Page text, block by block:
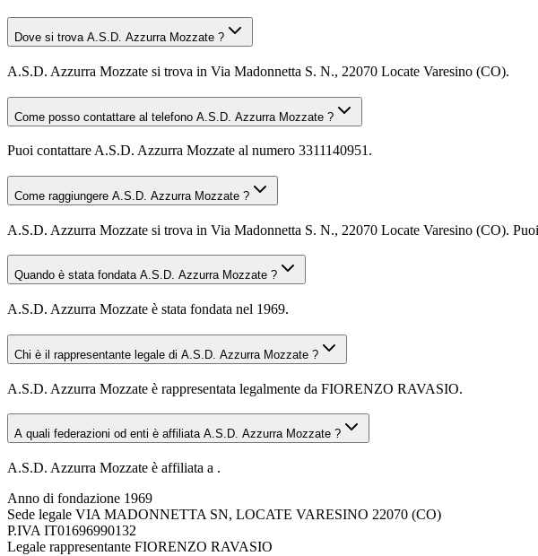
Dove si trova A.S.D. Azzurra Mozzate ?
A.S.D. Azzurra Mozzate si trova in Via Madonnetta S. N., 22070 Locate Varesino (CO).
Come posso contattare al telefono A.S.D. Azzurra Mozzate ?
Puoi contattare A.S.D. Azzurra Mozzate al numero 3311140951.
Come raggiungere A.S.D. Azzurra Mozzate ?
A.S.D. Azzurra Mozzate si trova in Via Madonnetta S. N., 22070 Locate Varesino (CO).
Quando è stata fondata A.S.D. Azzurra Mozzate ?
A.S.D. Azzurra Mozzate è stata fondata nel 1969.
Chi è il rappresentante legale di A.S.D. Azzurra Mozzate ?
A.S.D. Azzurra Mozzate è rappresentata legalmente da FIORENZO RAVASIO.
A quali federazioni od enti è affiliata A.S.D. Azzurra Mozzate ?
A.S.D. Azzurra Mozzate è affiliata a .
Anno di fondazione 1969
Sede legale VIA MADONNETTA SN, LOCATE VARESINO 22070 (CO)
P.IVA IT01696990132
Legale rappresentante FIORENZO RAVASIO